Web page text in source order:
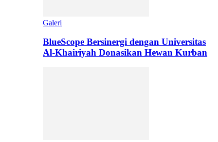
Galeri
BlueScope Bersinergi dengan Universitas
Al-Khairiyah Donasikan Hewan Kurban